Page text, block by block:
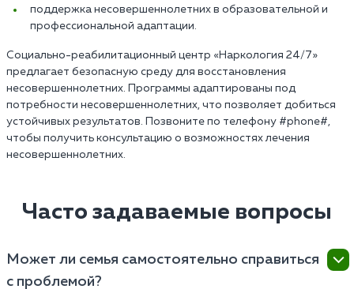
поддержка несовершеннолетних в образовательной и
профессиональной адаптации.
Социально-реабилитационный центр «Наркология 24/7»
предлагает безопасную среду для восстановления
несовершеннолетних. Программы адаптированы под
потребности несовершеннолетних, что позволяет добиться
устойчивых результатов. Позвоните по телефону #phone#,
чтобы получить консультацию о возможностях лечения
несовершеннолетних.
Часто задаваемые вопросы
Может ли семья самостоятельно справиться
с проблемой?